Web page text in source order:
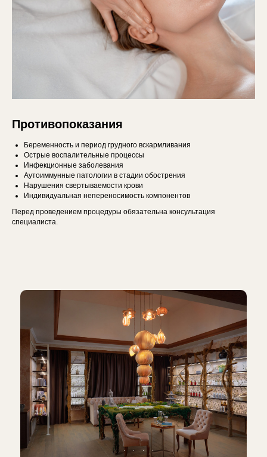
Противопоказания
Беременность и период грудного вскармливания
Острые воспалительные процессы
Инфекционные заболевания
Аутоиммунные патологии в стадии обострения
Нарушения свертываемости крови
Индивидуальная непереносимость компонентов
Перед проведением процедуры обязательна консультация
специалиста.